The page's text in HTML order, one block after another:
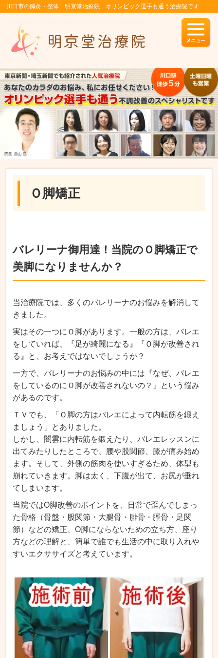
川口市の鍼灸・整体 明京堂治療院 オリンピック選手も通う治療院です
Ｏ脚矯正
バレリーナ御用達！当院のＯ脚矯正で
美脚になりませんか？
当治療院では、多くのバレリーナのお悩みを解消して
きました。
実はその一つにＯ脚があります。一般の方は、バレエ
をしていれば、『足が綺麗になる』『Ｏ脚が改善され
る』と、お考えではないでしょうか？
一方で、バレリーナのお悩みの中には『なぜ、バレエ
をしているのにＯ脚が改善されないの？』という悩み
があるのです。
ＴＶでも、「Ｏ脚の方はバレエによって内転筋を鍛え
ましょう」とありました。
しかし、 闇雲に内転筋を鍛えたり、バレエレッスンに
出てみたりしたところで、腰や股関節、膝が痛み始め
ます。そして、外側の筋肉を使いすぎるため、体型も
崩れていきます。脚は太く、下腹が出て、お尻が垂れ
てしまいます。
当院ではO脚改善のポイントを、日常で歪んでしまっ
た骨格（骨盤・股関節・大腿骨・腓骨・脛骨・足関
節）などの矯正、O脚にならないための立ち方、座り
方などの理解と、簡単で誰でも生活の中に取り入れや
すいエクササイズと考えています。